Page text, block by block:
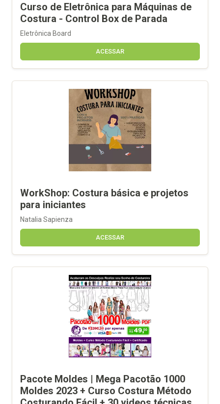
Curso de Eletrônica para Máquinas de
Costura - Control Box de Parada
Eletrônica Board
ACESSAR
WorkShop: Costura básica e projetos
para iniciantes
Natalia Sapienza
ACESSAR
Pacote Moldes | Mega Pacotão 1000
Moldes 2023 + Curso Costura Método